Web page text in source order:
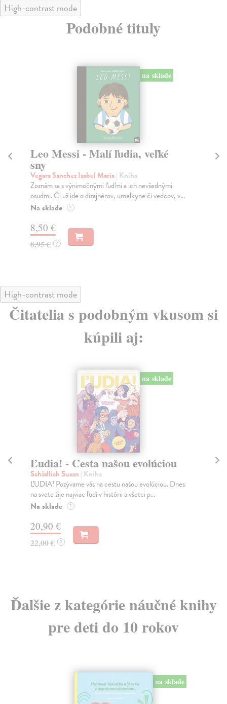
High-contrast mode
Podobné tituly
na sklade
Taylor Swift - Malí ľudia, veľké
sny
Vegara Sanchez Isabel Maria| Kniha
Zoznám sa s výnimočnými ľuďmi a ich nevšednými
osudmi. Či už ide o dizajnérov, umelkyne či vedcov, v...
Na sklade ?
8,50 €
8,95 € ?
High-contrast mode
Čitatelia s podobným vkusom si
kúpili aj:
Malí ľudia, veľké emócie
Campbell Alyssa Blask| Kniha
Budúcnosť patrí emocionálnej inteligencii! Sme
uprostred revolúcie vo výchove, ktorá radikálne mení
...
25,12 €
Ďalšie z kategórie náučné knihy
pre deti do 10 rokov
na sklade